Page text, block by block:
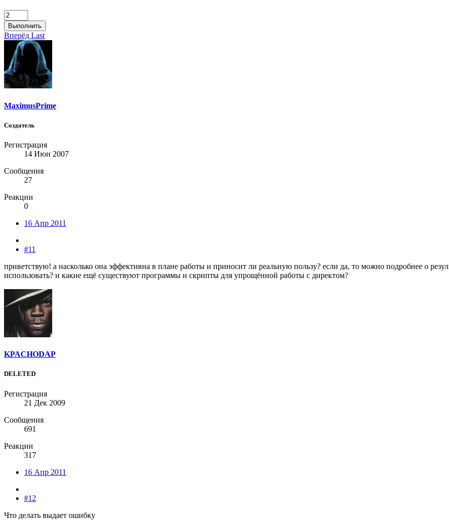
Выполнить
Вперёд Last
MaximusPrime
Создатель
Регистрация
14 Июн 2007
Сообщения
27
Реакции
0
16 Апр 2011
#11
приветствую! а насколько она эффективна в плане работы и приносит ли реальную пользу? если да, то можно подробнее о
использовать? и какие ещё существуют программы и скрипты для упрощённой работы с директом?
KPACHODAP
DELETED
Регистрация
21 Дек 2009
Сообщения
691
Реакции
317
16 Апр 2011
#12
Что делать выдает ошибку